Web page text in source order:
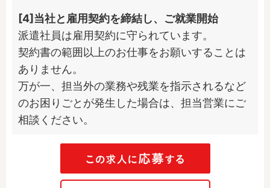
[4]当社と雇用契約を締結し、ご就業開始
派遣社員は雇用契約に守られています。
契約書の範囲以上のお仕事をお願いすることは
ありません。
万が一、担当外の業務や残業を指示されるなど
のお困りごとが発生した場合は、担当営業にご
相談ください。